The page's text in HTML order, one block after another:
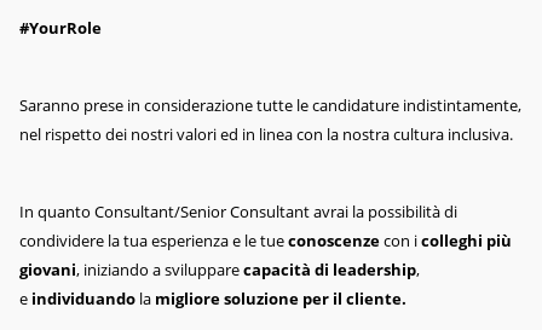
#YourRole
Saranno prese in considerazione tutte le candidature indistintamente,
nel rispetto dei nostri valori ed in linea con la nostra cultura inclusiva.
In quanto Consultant/Senior Consultant avrai la possibilità di
condividere la tua esperienza e le tueconoscenzecon icolleghi più
giovani, iniziando a svilupparecapacità di leadership,
e individuando la migliore soluzione per il cliente.